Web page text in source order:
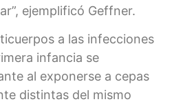
ejemplificó Geffner.
a las infecciones
infancia se
al exponerse a cepas
distintas del mismo